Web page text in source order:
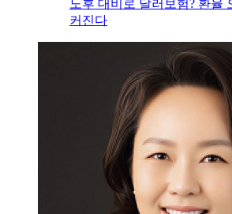
노후 대비로 달러보험? 환율
커진다